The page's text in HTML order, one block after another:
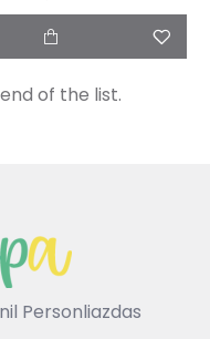
of the list.
Personliazdas